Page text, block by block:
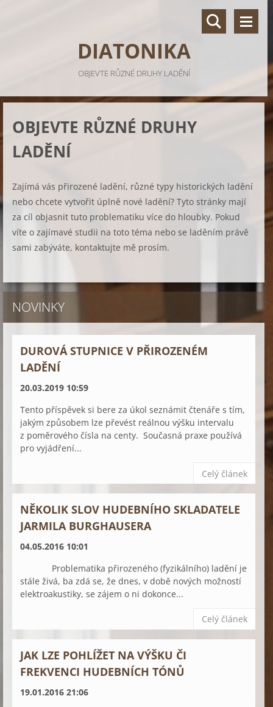
DIATONIKA
OBJEVTE RŮZNÉ DRUHY LADĚNÍ
OBJEVTE RŮZNÉ DRUHY
LADĚNÍ
Zajímá vás přirozené ladění, různé typy historických ladění
nebo chcete vytvořit úplně nové ladění? Tyto stránky mají
za cíl objasnit tuto problematiku více do hloubky. Pokud
víte o zajímavé studii na toto téma nebo se laděním právě
sami zabýváte, kontaktujte mě prosím.
NOVINKY
DUROVÁ STUPNICE V PŘIROZENÉM
LADĚNÍ
20.03.2019 10:59
Tento příspěvek si bere za úkol seznámit čtenáře s tím,
jakým způsobem lze převést reálnou výšku intervalu
z poměrového čísla na centy. Současná praxe používá
pro vyjádření...
Celý článek
NĚKOLIK SLOV HUDEBNÍHO SKLADATELE
JARMILA BURGHAUSERA
04.05.2016 10:01
Problematika přirozeného (fyzikálního) ladění je
stále živá, ba zdá se, že dnes, v době nových možností
elektroakustiky, se zájem o ni dokonce...
Celý článek
JAK LZE POHLÍŽET NA VÝŠKU ČI
FREKVENCI HUDEBNÍCH TÓNŮ
19.01.2016 21:06